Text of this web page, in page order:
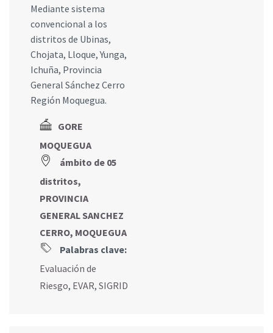
Mediante sistema
convencional a los
distritos de Ubinas,
Chojata, Lloque, Yunga,
Ichuña, Provincia
General Sánchez Cerro
Región Moquegua.
GORE
MOQUEGUA
ámbito de 05
distritos,
PROVINCIA
GENERAL SANCHEZ
CERRO, MOQUEGUA
Palabras clave:
Evaluación de
Riesgo, EVAR, SIGRID